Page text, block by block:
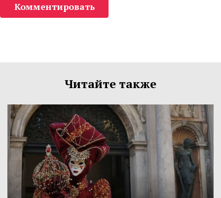
Комментировать
Читайте также